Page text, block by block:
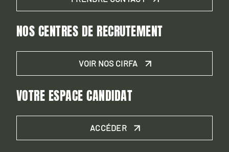
NOS CENTRES DE RECRUTEMENT
VOIR NOS CIRFA
VOTRE ESPACE CANDIDAT
ACCÉDER